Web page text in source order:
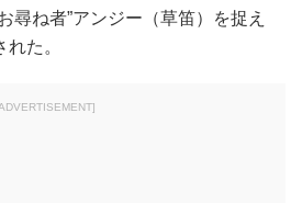
尋ね者”アンジー（草笛）を捉え
た。